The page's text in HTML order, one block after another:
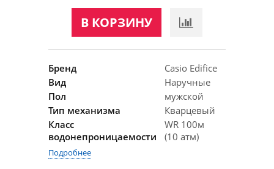
В КОРЗИНУ
Бренд
Casio Edifice
Вид
Наручные
Пол
мужской
Тип механизма
Кварцевый
Класс
водонепроницаемости
WR 100м
(10 атм)
Подробнее